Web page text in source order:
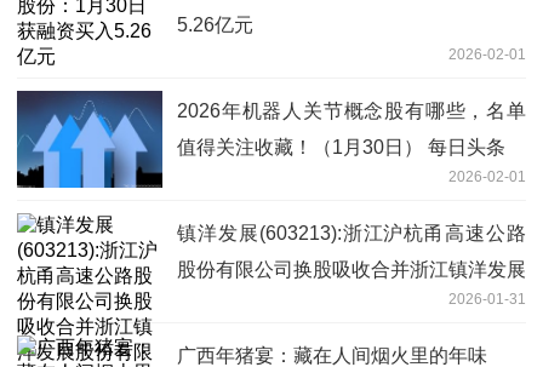
5.26亿元
2026-02-01
2026年机器人关节概念股有哪些，名单
值得关注收藏！（1月30日） 每日头条
2026-02-01
镇洋发展(603213):浙江沪杭甬高速公路
股份有限公司换股吸收合并浙江镇洋发展
股份有限公司暨关联交易报告书（草案）
与预案差异情况对比说明
2026-01-31
广西年猪宴：藏在人间烟火里的年味